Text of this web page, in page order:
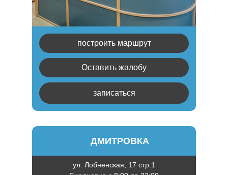
построить маршрут
Оставить жалобу
записаться
ДМИТРОВКА
ул. Лобненская, 17 стр.1